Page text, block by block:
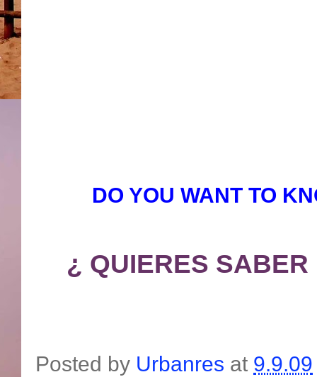
DO YOU WANT TO
¿ QUIERES
Posted by Urbanres at 9.9.09